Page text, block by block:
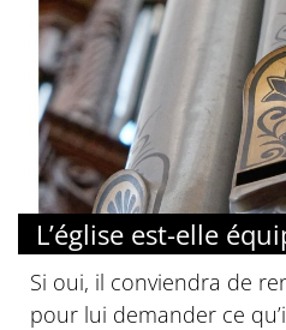
L’église est-elle
Si oui, il conviendra de
pour lui demander ce